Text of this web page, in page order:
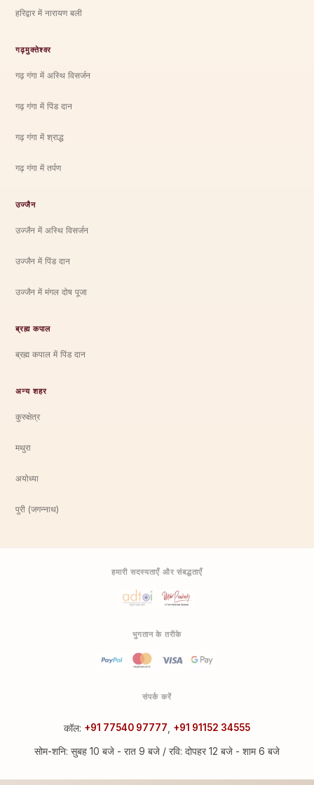
हरिद्वार में नारायण बली
गढ़मुक्तेश्वर
गढ़ गंगा में अस्थि विसर्जन
गढ़ गंगा में पिंड दान
गढ़ गंगा में श्राद्ध
गढ़ गंगा में तर्पण
उज्जैन
उज्जैन में अस्थि विसर्जन
उज्जैन में पिंड दान
उज्जैन में मंगल दोष पूजा
ब्रह्म कपाल
ब्रह्म कपाल में पिंड दान
अन्य शहर
कुरुक्षेत्र
मथुरा
अयोध्या
पुरी (जगन्नाथ)
हमारी सदस्यताएँ और संबद्धताएँ
भुगतान के तरीके
संपर्क करें
कॉल: +91 77540 97777 +91 91152 34555
सोम-शनि: सुबह 10 बजे - रात 9 बजे / रवि: दोपहर 12 बजे - शाम 6 बजे